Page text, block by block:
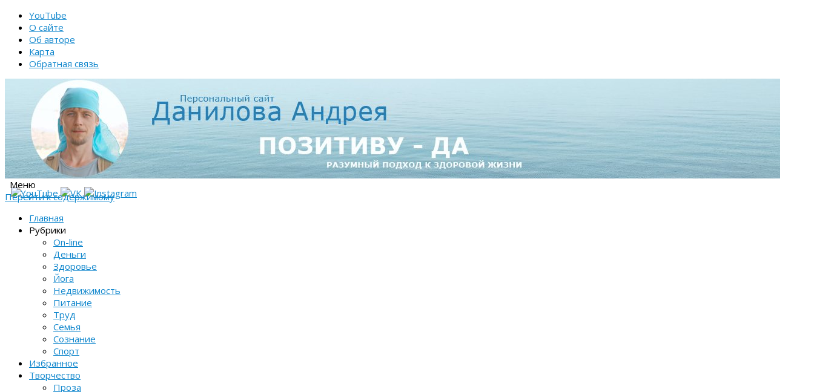
YouTube
О сайте
Об авторе
Карта
Обратная связь
Меню
Перейти к содержимому
Главная
Рубрики
On-line
Деньги
Здоровье
Йога
Недвижимость
Питание
Труд
Семья
Сознание
Спорт
Избранное
Творчество
Проза